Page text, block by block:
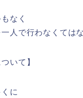
なく
人で行わなくては
いて】
に